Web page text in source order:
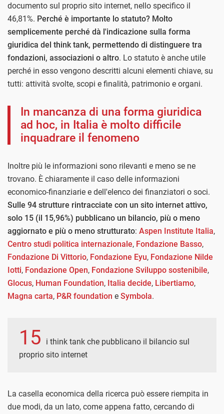
documento sul proprio sito internet, nello specifico il
46,81%. Perché è importante lo statuto? Molto
semplicemente perché dà l'indicazione sulla forma
giuridica del think tank, permettendo di distinguere tra
fondazioni, associazioni o altro. Lo statuto è anche utile
perché in esso vengono descritti alcuni elementi chiave, su
tutti: attività svolte, scopi e finalità, patrimonio e organi.
In mancanza di una forma giuridica
ad hoc, in Italia è molto difficile
inquadrare il fenomeno
Inoltre più le informazioni sono rilevanti e meno se ne
trovano. È chiaramente il caso delle informazioni
economico-finanziarie e dell'elenco dei finanziatori o soci.
Sulle 94 strutture rintracciate con un sito internet attivo,
solo 15 (il 15,96%) pubblicano un bilancio, più o meno
aggiornato e più o meno strutturato: Aspen Institute Italia,
Centro studi politica internazionale, Fondazione Basso,
Fondazione Di Vittorio, Fondazione Eyu, Fondazione Nilde
Iotti, Fondazione Open, Fondazione Sviluppo sostenibile,
Glocus, Human Foundation, Italia decide, Libertiamo,
Magna carta, P&R foundation e Symbola.
15
i think tank che pubblicano il bilancio sul
proprio sito internet
La casella economica della ricerca può essere riempita in
due modi, da un lato, come appena fatto, cercando di